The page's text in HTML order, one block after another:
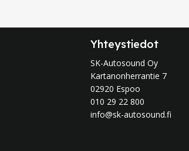
Yhteystiedot
SK-Autosound Oy
Kartanonherrantie 7
02920 Espoo
010 29 22 800
info@sk-autosound.fi